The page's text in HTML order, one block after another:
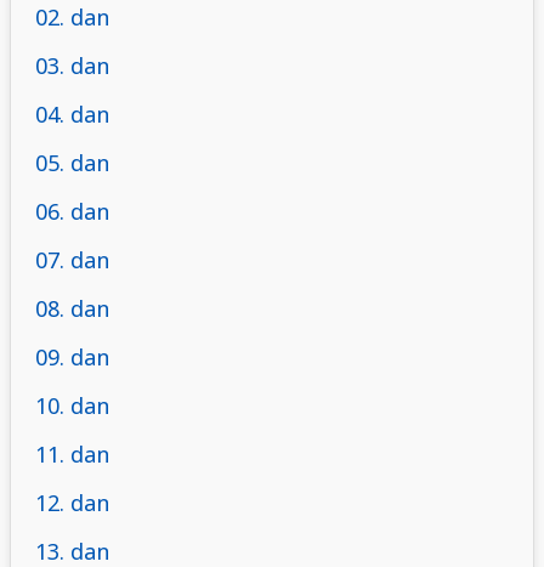
02. dan
03. dan
04. dan
05. dan
06. dan
07. dan
08. dan
09. dan
10. dan
11. dan
12. dan
13. dan